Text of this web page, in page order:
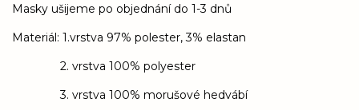
Masky ušijeme po objednání do 1-3 dnů
Materiál: 1.vrstva 97% polester, 3% elastan
2. vrstva 100% polyester
3. vrstva 100% morušové hedvábí